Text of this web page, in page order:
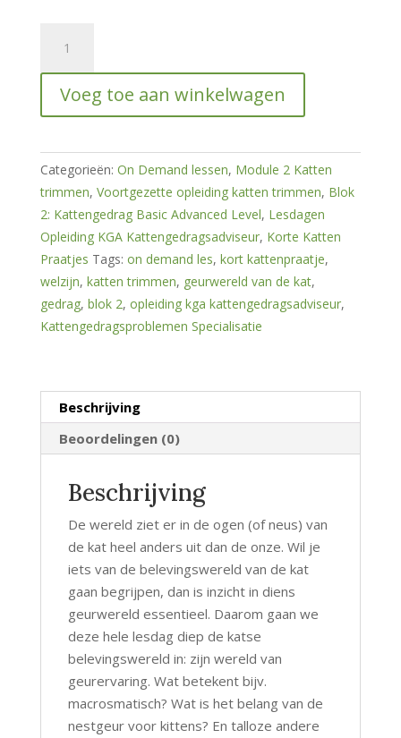
Katten
Praatje
Geurwereld
de
kat,
een
bron
van
veiligheid
hoeveelheid
Voeg toe aan winkelwagen
Categorieën: On Demand lessen, Module 2 Katten
trimmen, Voortgezette opleiding katten trimmen, Blok
2: Kattengedrag Basic Advanced Level, Lesdagen
Opleiding KGA Kattengedragsadviseur, Korte Katten
Praatjes Tags: on demand les, kort kattenpraatje,
welzijn, katten trimmen, geurwereld van de kat,
gedrag, blok 2, opleiding kga kattengedragsadviseur,
Kattengedragsproblemen Specialisatie
Beschrijving
Beoordelingen (0)
Beschrijving
De wereld ziet er in de ogen (of neus) van
de kat heel anders uit dan de onze. Wil je
iets van de belevingswereld van de kat
gaan begrijpen, dan is inzicht in diens
geurwereld essentieel. Daarom gaan we
deze hele lesdag diep de katse
belevingswereld in: zijn wereld van
geurervaring. Wat betekent bijv.
macrosmatisch? Wat is het belang van de
nestgeur voor kittens? En talloze andere